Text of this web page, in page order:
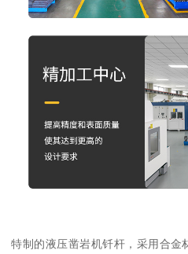
特制的液压凿岩机钎杆，采用合金